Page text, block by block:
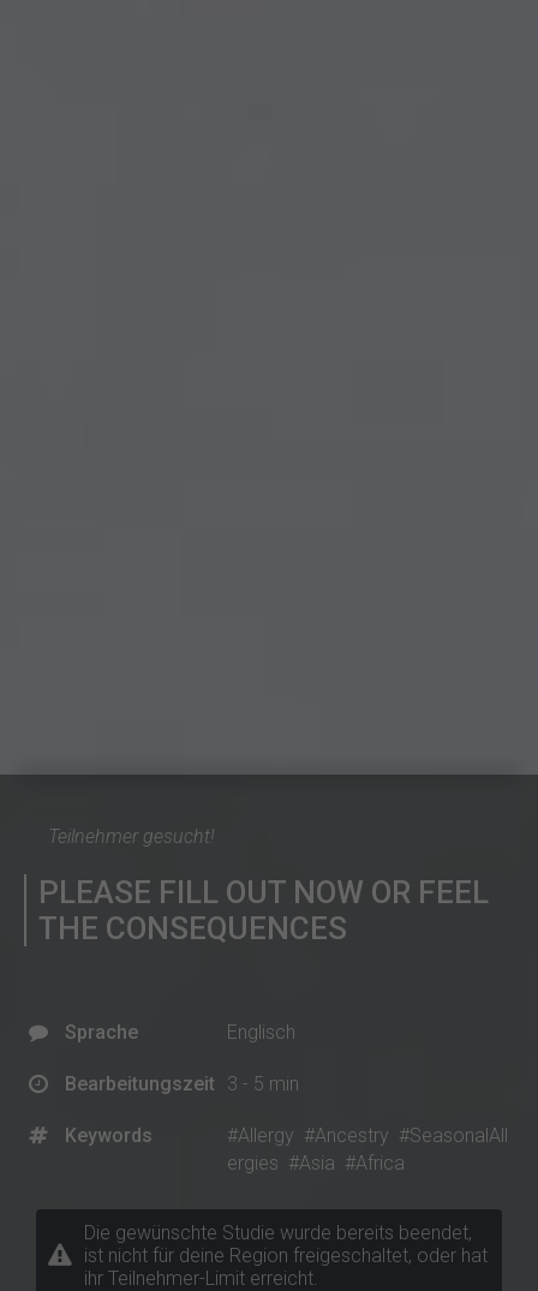
Teilnehmer gesucht!
PLEASE FILL OUT NOW OR FEEL
THE CONSEQUENCES
Sprache Englisch
Bearbeitungszeit 3 - 5 min
Keywords #Allergy #Ancestry #SeasonalAll
ergies #Asia #Africa
Die gewünschte Studie wurde bereits beendet,
ist nicht für deine Region freigeschaltet, oder hat
ihr Teilnehmer-Limit erreicht.